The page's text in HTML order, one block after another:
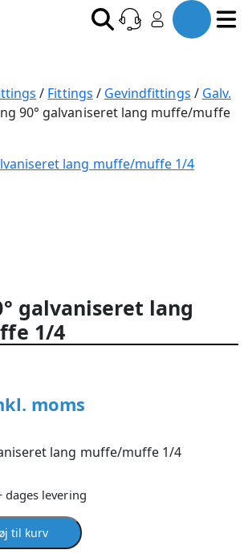
/ Fittings / Gevindfittings / Galv.
90° galvaniseret lang muffe/muffe
galvaniseret lang
1/4
moms
lang muffe/muffe 1/4
dages levering
til kurv